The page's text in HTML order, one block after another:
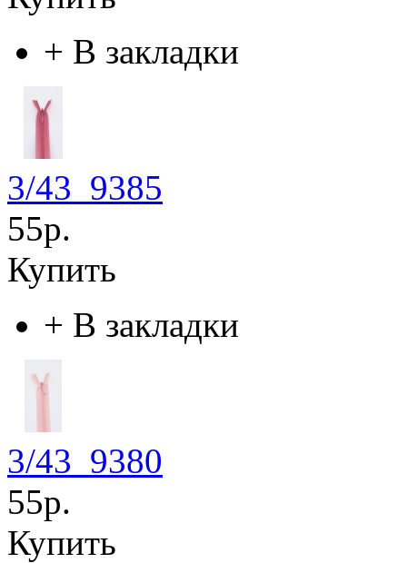
+ В закладки
3/43_9385
55р.
Купить
+ В закладки
3/43_9380
55р.
Купить